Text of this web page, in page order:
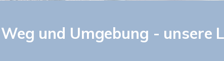
und Umgebung - unsere